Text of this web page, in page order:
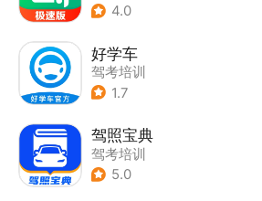
4.0
好学车
驾考培训
1.7
驾照宝典
驾考培训
5.0